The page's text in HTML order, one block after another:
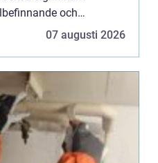
och
för tak är
07 augusti 2026